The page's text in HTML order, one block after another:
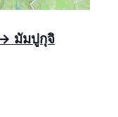
มัมปูกุจิ